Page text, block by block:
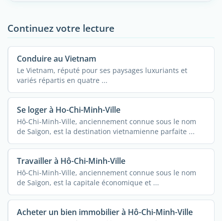
Continuez votre lecture
Conduire au Vietnam
Le Vietnam, réputé pour ses paysages luxuriants et
variés répartis en quatre ...
Se loger à Ho-Chi-Minh-Ville
Hô-Chi-Minh-Ville, anciennement connue sous le nom
de Saïgon, est la destination vietnamienne parfaite ...
Travailler à Hô-Chi-Minh-Ville
Hô-Chi-Minh-Ville, anciennement connue sous le nom
de Saïgon, est la capitale économique et ...
Acheter un bien immobilier à Hô-Chi-Minh-Ville